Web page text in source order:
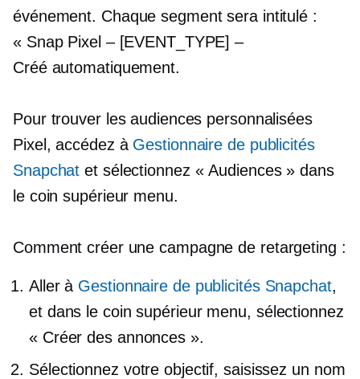
événement. Chaque segment sera intitulé :
« Snap Pixel – [EVENT_TYPE] –
Créé automatiquement.
Pour trouver les audiences personnalisées
Pixel, accédez à Gestionnaire de publicités
Snapchat et sélectionnez « Audiences » dans
le coin supérieur menu.
Comment créer une campagne de retargeting :
Aller à Gestionnaire de publicités Snapchat,
et dans le coin supérieurmenu, sélectionnez
« Créer des annonces ».
Sélectionnez votre objectif, saisissez un nom